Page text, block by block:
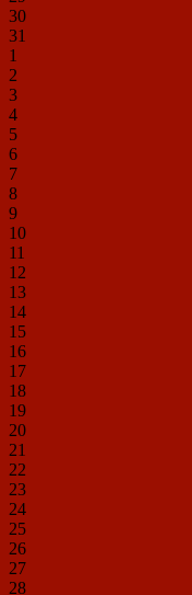
30
31
1
2
3
4
5
6
7
8
9
10
11
12
13
14
15
16
17
18
19
20
21
22
23
24
25
26
27
28